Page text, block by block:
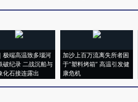
极端高温致多瑙河
破纪录 二战沉船与
化石接连露出
加沙上百万流离失所者困
于“塑料烤箱” 高温引发健
康危机